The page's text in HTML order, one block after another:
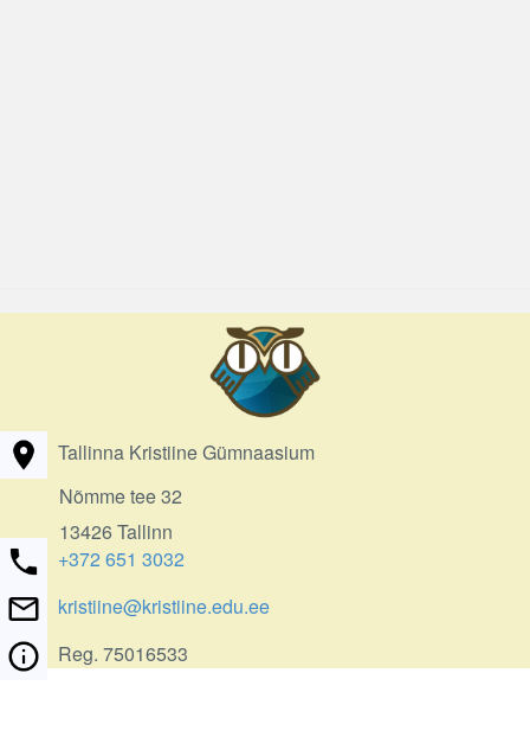
Tallinna Kristiine Gümnaasium
Nõmme tee 32
13426 Tallinn
+372 651 3032
kristiine@kristiine.edu.ee
Reg. 75016533